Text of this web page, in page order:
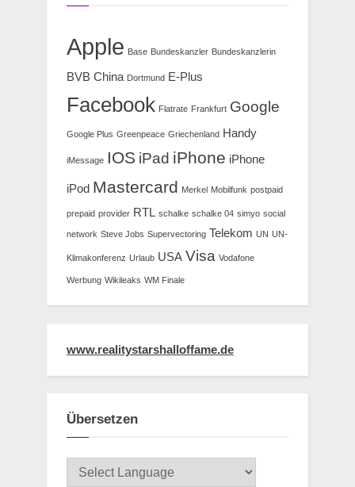
Apple Base Bundeskanzler Bundeskanzlerin
BVB China Dortmund E-Plus
Facebook Flatrate Frankfurt Google
Google Plus Greenpeace Griechenland Handy
iMessage IOS iPad iPhone iPhone
iPod Mastercard Merkel Mobilfunk postpaid
prepaid provider RTL schalke schalke 04 simyo social
network Steve Jobs Supervectoring Telekom UN UN-
Klimakonferenz Urlaub USA Visa Vodafone
Werbung Wikileaks WM Finale
www.realitystarshalloffame.de
Übersetzen